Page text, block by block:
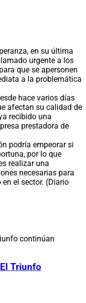
en su última
urgente a los
que se apersonen
a la problemática
hace varios días
afectan su calidad de
recibido una
prestadora de
podría empeorar si
por lo que
realizar una
necesarias para
el sector. (Diario
Triunfo